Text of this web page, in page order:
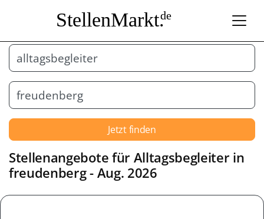
StellenMarkt.de
Jetzt finden
Stellenangebote für Alltagsbegleiter in
freudenberg- Aug. 2026